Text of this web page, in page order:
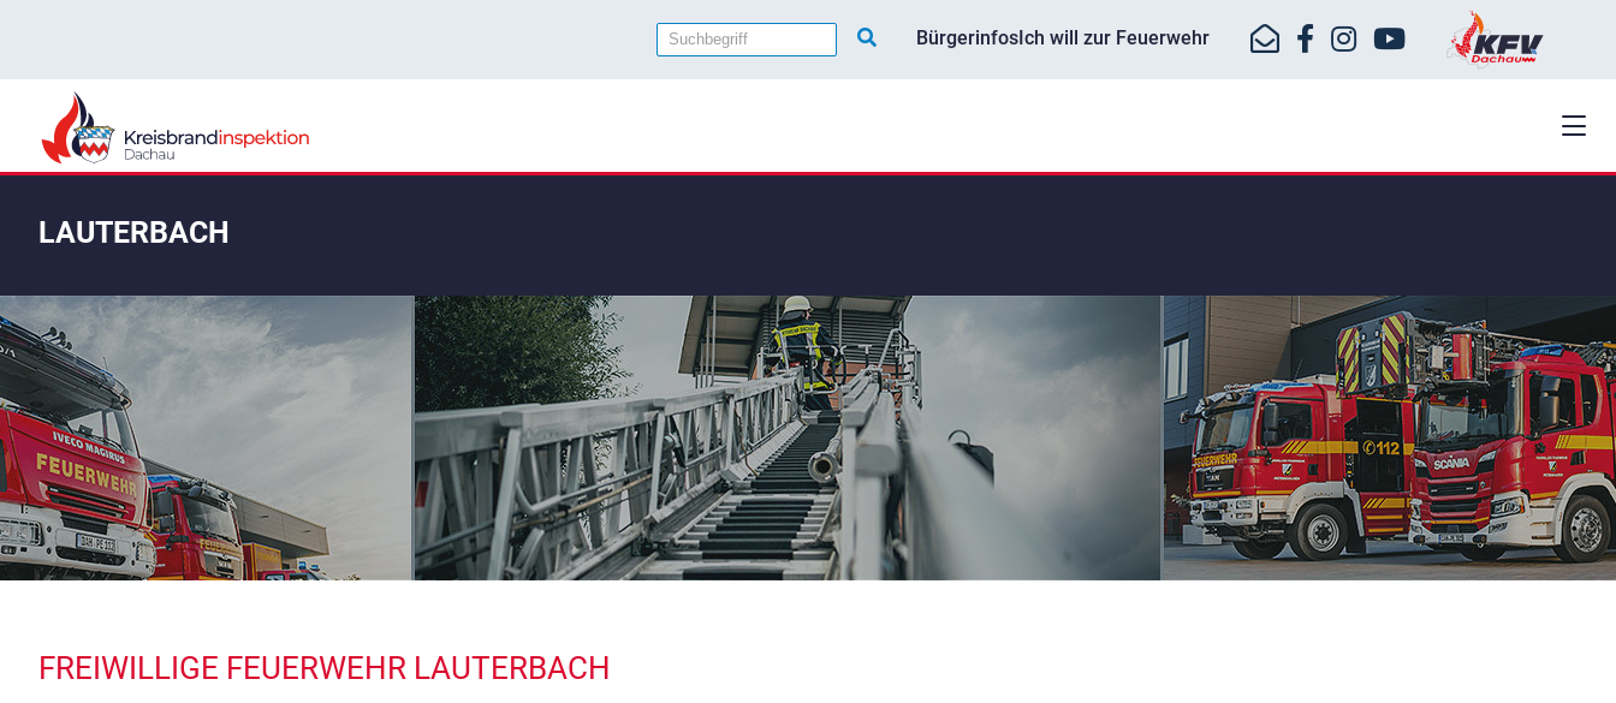
BürgerinfosIch will zur Feuerwehr
LAUTERBACH
FREIWILLIGE FEUERWEHR LAUTERBACH